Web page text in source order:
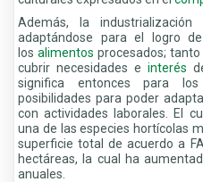
Además, la
adaptándose para el logro
los alimentos procesados;
cubrir necesidades e interés
significa entonces para
posibilidades para poder
con actividades laborales. El
una de las especies hortícolas
superficie total de acuerdo a
hectáreas, la cual ha
anuales.